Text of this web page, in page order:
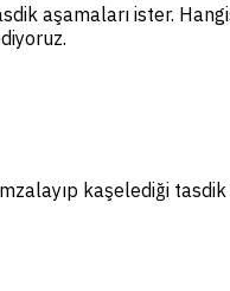
aşamaları ister.
kaşelediği